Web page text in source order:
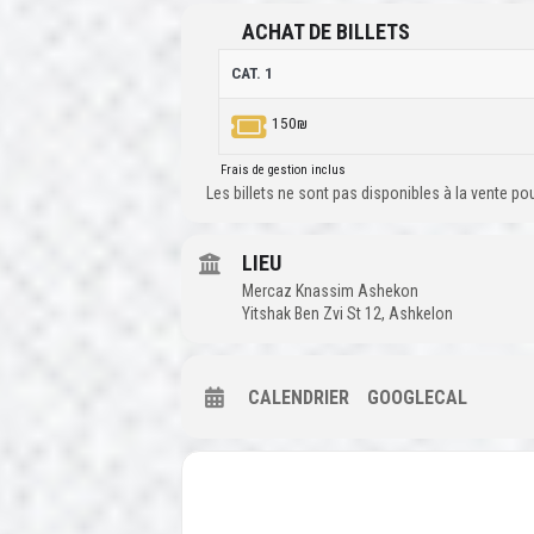
ACHAT DE BILLETS
CAT. 1
150₪
Frais de gestion inclus
Les billets ne sont pas disponibles à la vente
LIEU
Mercaz Knassim Ashekon
Yitshak Ben Zvi St 12, Ashkelon
CALENDRIER GOOGLECAL